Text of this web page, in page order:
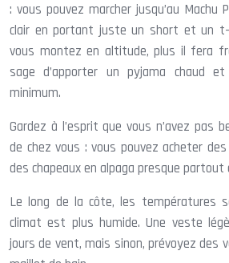
: vous pouvez marcher jusqu’au Machu
clair en portant juste un short et un t-
vous montez en altitude, plus il fera
sage d’apporter un pyjama chaud
minimum.
Gardez à l’esprit que vous n’avez pas
de chez vous : vous pouvez acheter
des chapeaux en alpaga presque partout
Le long de la côte, les températures
climat est plus humide. Une veste
jours de vent, mais sinon, prévoyez des